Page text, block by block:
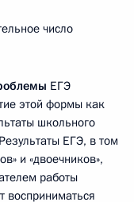
число
ЕГЭ
этой формы как
школьного
ЕГЭ, в том
и «двоечников»,
работы
восприниматься